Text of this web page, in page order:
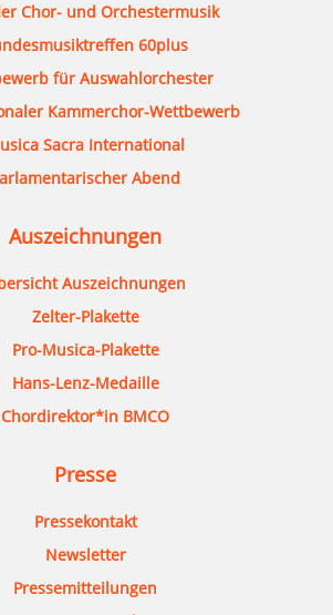
Chor- und Orchestermusik
60plus
für Auswahlorchester
Kammerchor-Wettbewerb
Sacra International
Abend
Auszeichnungen
Auszeichnungen
Zelter-Plakette
Pro-Musica-Plakette
Hans-Lenz-Medaille
Chordirektor*in BMCO
Presse
Pressekontakt
Newsletter
Pressemitteilungen